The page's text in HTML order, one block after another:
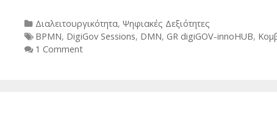
Categories
Διαλειτουργικότητα, Ψηφιακές Δεξιότητες
Tags
BPMN, DigiGov Sessions, DMN, GR digiGOV-innoHUB,
1 Comment